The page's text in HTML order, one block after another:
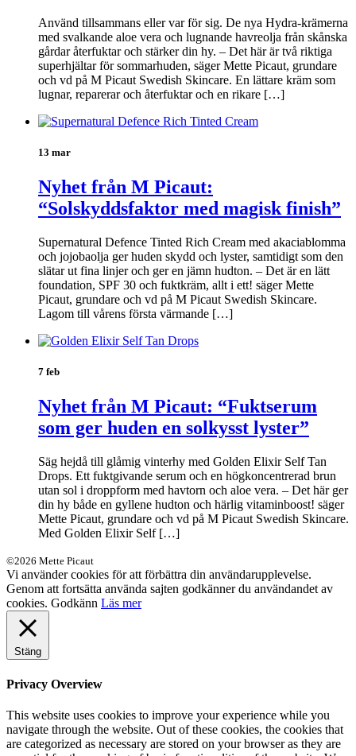
Använd tillsammans eller var för sig. De nya Hydra-krämerna
med svalkande aloe vera och lugnande havreolja från skånska
gårdar återfuktar och stärker din hy. – Det här är två riktiga
superhjältar för sommarhuden, säger Mette Picaut, grundare
och vd på M Picaut Swedish Skincare. En lättare kräm som
lugnar, reparerar och återfuktar och en rikare […]
13 mar
Nyhet från M Picaut:
“Solskyddsfaktor med magisk finish”
Supernatural Defence Tinted Rich Cream med akaciablomma
och jojobaolja ger huden skydd och lyster, samtidigt som den
slätar ut fina linjer och ger en jämn hudton. – Det är en lätt
foundation, SPF 30 och fuktkräm, allt i ett! säger Mette
Picaut, grundare och vd på M Picaut Swedish Skincare.
Lagom till vårens första värmande […]
7 feb
Nyhet från M Picaut: “Fuktserum
som ger huden en solkysst lyster”
Säg hejdå till glåmig vinterhy med Golden Elixir Self Tan
Drops. Ett fuktgivande serum och en högkoncentrerad brun
utan sol i droppform med havtorn och aloe vera. – Det här ger
din hy både en gyllene hudton och härlig vitaminboost! säger
Mette Picaut, grundare och vd på M Picaut Swedish Skincare.
Med Golden Elixir Self […]
©2026 Mette Picaut
Vi använder cookies för att förbättra din användarupplevelse.
Genom att fortsätta använda sajten godkänner du användandet av
cookies. Godkänn Läs mer
Stäng
Privacy Overview
This website uses cookies to improve your experience while you
navigate through the website. Out of these cookies, the cookies that
are categorized as necessary are stored on your browser as they are